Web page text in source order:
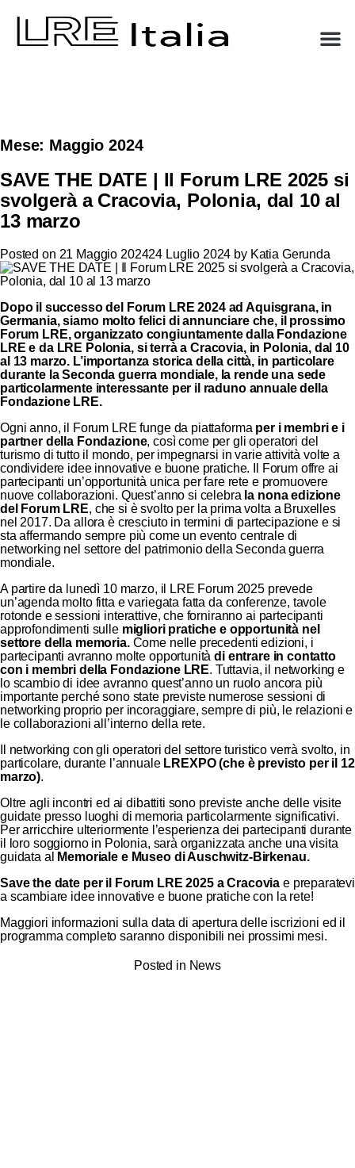
Mese: Maggio 2024
SAVE THE DATE | Il Forum LRE 2025 si
svolgerà a Cracovia, Polonia, dal 10 al
13 marzo
Posted on 21 Maggio 202424 Luglio 2024 by Katia Gerunda
Dopo il successo del Forum LRE 2024 ad Aquisgrana,in
Germania, siamo molto felici di annunciare che, il prossimo
Forum LRE, organizzato congiuntamente dalla Fondazione
LRE e da LRE Polonia, si terrà a Cracovia, in Polonia, dal 10
al 13 marzo. L’importanza storica della città, in particolare
durante la Seconda guerra mondiale, la rende una sede
particolarmente interessante per il raduno annuale della
Fondazione LRE.
Ogni anno, il Forum LRE funge da piattaforma per i membri e i
partner della Fondazione, così come per gli operatori del
turismo di tutto il mondo, per impegnarsi in varie attività volte a
condividere idee innovative e buone pratiche. Il Forum offre ai
partecipanti un’opportunità unica per fare rete e promuovere
nuove collaborazioni. Quest’anno si celebra la nona edizione
del Forum LRE, che si è svolto per la prima volta a Bruxelles
nel 2017. Da allora è cresciuto in termini di partecipazione e si
sta affermando sempre più come un evento centrale di
networking nel settore del patrimonio della Seconda guerra
mondiale.
A partire da lunedì 10 marzo, il LRE Forum 2025 prevede
un’agenda molto fitta e variegata fatta da conferenze, tavole
rotonde e sessioni interattive, che forniranno ai partecipanti
approfondimenti sulle migliori pratiche e opportunità nel
settore della memoria. Come nelle precedenti edizioni, i
partecipanti avranno molte opportunitàdi entrare in contatto
con i membri della Fondazione LRE. Tuttavia, il networking e
lo scambio di idee avranno quest’anno un ruolo ancora più
importante perché sono state previste numerose sessioni di
networking proprio per incoraggiare, sempre di più, le relazioni e
le collaborazioni all’interno della rete.
Il networking con gli operatori del settore turistico verrà svolto, in
particolare, durante l’annuale LREXPO (che è previsto per il 12
marzo).
Oltre agli incontri ed ai dibattiti sono previste anche delle visite
guidate presso luoghi di memoria particolarmente significativi.
Per arricchire ulteriormente l’esperienza dei partecipanti durante
il loro soggiorno in Polonia, sarà organizzata anche una visita
guidata al
Memoriale e Museo di Auschwitz-Birkenau.
Save the date per il Forum LRE 2025 a Cracovia e preparatevi
a scambiare idee innovative e buone pratiche con la rete!
Maggiori informazioni sulla data di apertura delle iscrizioni ed il
programma completo saranno disponibili nei prossimi mesi.
Posted in News